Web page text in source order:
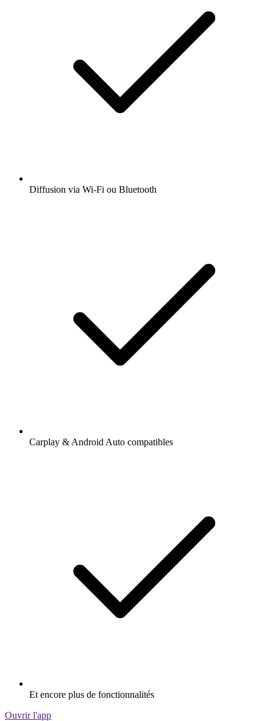
Diffusion via Wi-Fi ou Bluetooth
Carplay & Android Auto compatibles
Et encore plus de fonctionnalités
Ouvrir l'app